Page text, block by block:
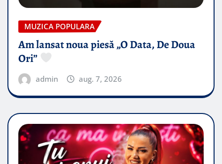
MUZICA POPULARA
Am lansat noua piesă „O Data, De Doua
Ori”
admin aug. 7, 2026